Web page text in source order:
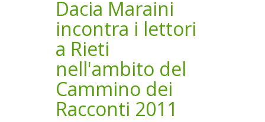
Dacia Maraini
incontra i lettori
a Rieti
nell'ambito del
Cammino dei
Racconti 2011